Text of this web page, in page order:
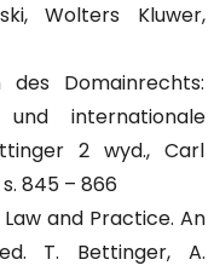
Wolters Kluwer,
Domainrechts:
und internationale
2 wyd., Carl
845 – 866
and Practice. An
T. Bettinger, A.